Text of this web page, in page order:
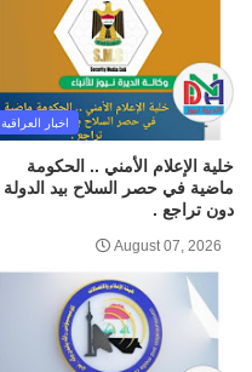
اخبار العراقية
خلية الإعلام الأمني .. الحكومة
ماضية في حصر السلاح بيد الدولة
دون تراجع .
August 07, 2026